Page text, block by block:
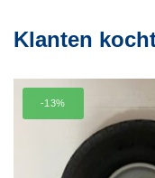
Klanten
-13%